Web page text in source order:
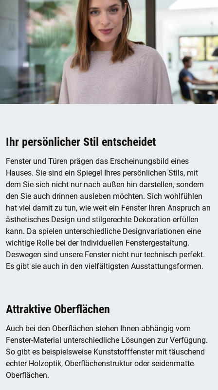
Ihr persönlicher Stil entscheidet
Fenster und Türen prägen das Erscheinungsbild eines
Hauses. Sie sind ein Spiegel Ihres persönlichen Stils, mit
dem Sie sich nicht nur nach außen hin darstellen, sondern
den Sie auch drinnen ausleben möchten. Sich wohlfühlen
hat viel damit zu tun, wie weit ein Fenster Ihren Anspruch an
ästhetisches Design und stilgerechte Dekoration erfüllen
kann. Da spielen unterschiedliche Designvariationen eine
wichtige Rolle bei der individuellen Fenstergestaltung.
Deswegen sind unsere Fenster nicht nur technisch perfekt.
Es gibt sie auch in den vielfältigsten Ausstattungsformen.
Attraktive Oberflächen
Auch bei den Oberflächen stehen Ihnen abhängig vom
Fenster-Material unterschiedliche Lösungen zur Verfügung.
So gibt es beispielsweise Kunststofffenster mit täuschend
echter Holzoptik, Oberflächenstruktur oder seidenmatte
Oberflächen.